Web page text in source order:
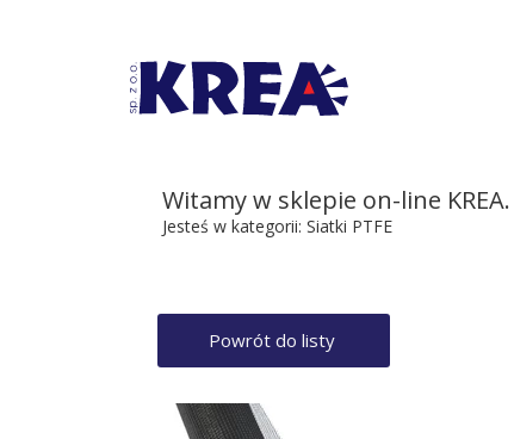
Powrót do listy
Witamy w sklepie on-line KREA.
Jesteś w kategorii: Siatki PTFE